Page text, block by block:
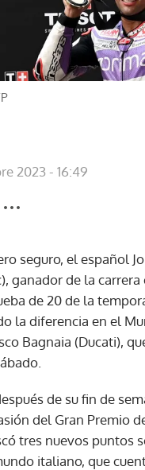
2023 - 16:49
seguro, el español
ganador de la
de 20 de la
la diferencia en el
Bagnaia (Ducati),
de su fin de
del Gran Premio
tres nuevos puntos
italiano, que